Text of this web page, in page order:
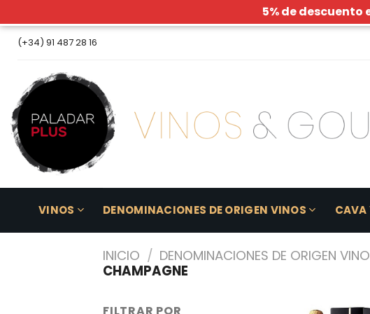
Skip
(+34) 91 487 28 16
VINOS DENOMINACIONES DE ORIGEN VINOS CAVA
INICIO / DENOMINACIONES DE ORIGEN
CHAMPAGNE
FILTRAR POR
5% de descuento